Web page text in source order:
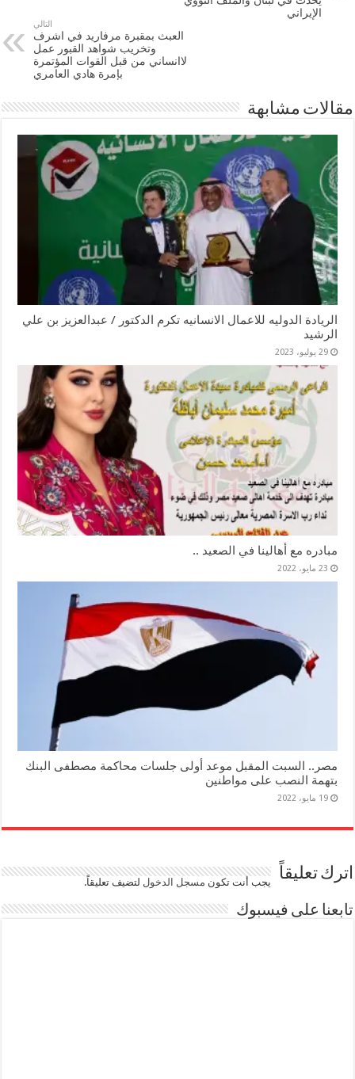
الإيراني
التالي
العبث بمقبرة مرفاريد في اشرف
وتخريب شواهد القبور عمل
لاانساني من قبل القوات المؤتمرة
بإمرة هادي العامري
مقالات مشابهة
الريادة الدوليه للاعمال الانسانيه تكرم الدكتور / عبدالعزيز بن علي
الرشيد
29 يوليو، 2023
مبادره مع أهالينا في الصعيد ..
23 مايو، 2022
مصر.. السبت المقبل موعد أولى جلسات محاكمة مصطفى البنك
بتهمة النصب على مواطنين
19 مايو، 2022
اترك تعليقاً يجب أنت تكون مسجل الدخوللتضيف تعليقاً.
تابعنا على فيسبوك